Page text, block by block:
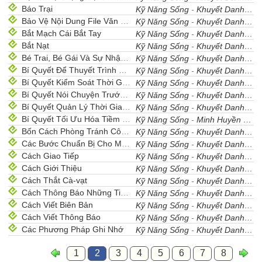
Báo Trại
Kỹ Năng Sống -Khuyết Danh- 1
Bảo Vệ Nội Dung File Văn Bản
Kỹ Năng Sống -Khuyết Danh- 1
Bắt Mạch Cái Bắt Tay
Kỹ Năng Sống -Khuyết Danh- 1
Bắt Nạt
Kỹ Năng Sống -Khuyết Danh- 1
Bé Trai, Bé Gái Và Sự Nhận Biết Về Giới Tính
Kỹ Năng Sống -Khuyết Danh- 1
Bí Quyết Để Thuyết Trình Hiệu Quả
Kỹ Năng Sống -Khuyết Danh- 1
Bí Quyết Kiểm Soát Thời Gian.
Kỹ Năng Sống -Khuyết Danh- 1
Bí Quyết Nói Chuyện Trước Đám Đông
Kỹ Năng Sống -Khuyết Danh- 1
Bí Quyết Quản Lý Thời Gian Cho Học Sinh Trung Học
Kỹ Năng Sống -Khuyết Danh- 1
Bí Quyết Tối Ưu Hóa Tiềm Năng Của Bạn
Kỹ Năng Sống -Minh Huyền
Bốn Cách Phòng Tránh Côn Trùng Khi Đi Dã Ngoại
Kỹ Năng Sống -Khuyết Danh- 1
Các Bước Chuẩn Bị Cho Một Cuộc Trại
Kỹ Năng Sống -Khuyết Danh- 1
Cách Giao Tiếp
Kỹ Năng Sống -Khuyết Danh- 1
Cách Giới Thiệu
Kỹ Năng Sống -Khuyết Danh- 1
Cách Thắt Cà-vạt
Kỹ Năng Sống -Khuyết Danh- 1
Cách Thông Báo Những Tin Xấu
Kỹ Năng Sống -Khuyết Danh- 1
Cách Viết Biên Bản
Kỹ Năng Sống -Khuyết Danh- 1
Cách Viết Thông Báo
Kỹ Năng Sống -Khuyết Danh- 1
Các Phương Pháp Ghi Nhớ
Kỹ Năng Sống -Khuyết Danh- 1
1 2 3 4 5 6 7 8